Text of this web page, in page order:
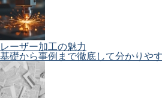
レーザー加工の魅力
基礎から事例まで徹底して分かりや